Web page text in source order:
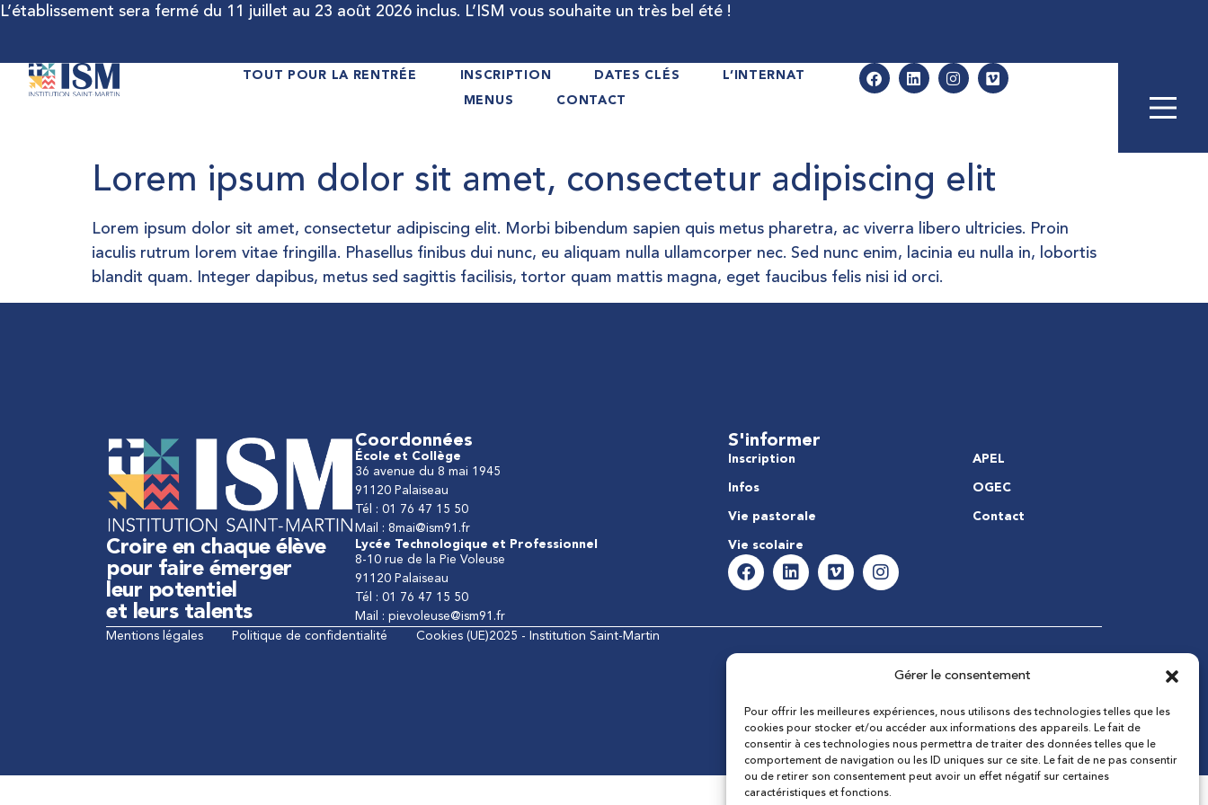
Gérer le consentement
Pour offrir les meilleures expériences, nous utilisons des technologies telles que les
cookies pour stocker et/ou accéder aux informations des appareils. Le fait de
consentir à ces technologies nous permettra de traiter des données telles que le
comportement de navigation ou les ID uniques sur ce site. Le fait de ne pas consentir
ou de retirer son consentement peut avoir un effet négatif sur certaines
caractéristiques et fonctions.
L’établissement sera fermé du 11 juillet au 23 août 2026 inclus. L’ISM vous souhaite un très bel été !
TOUT POUR LA RENTRÉE INSCRIPTION DATES CLÉS
L’INTERNAT
MENUS
CONTACT
Lorem ipsum dolor sit amet, consectetur adipiscing elit
Lorem ipsum dolor sit amet, consectetur adipiscing elit. Morbi bibendum sapien quis metus pharetra, ac viverra libero ultricies. Proin
iaculis rutrum lorem vitae fringilla. Phasellus finibus dui nunc, eu aliquam nulla ullamcorper nec. Sed nunc enim, lacinia eu nulla in, lobortis
blandit quam. Integer dapibus, metus sed sagittis facilisis, tortor quam mattis magna, eget faucibus felis nisi id orci.
Croire en chaque élève
pour faire émerger
leur potentiel
et leurs talents
Coordonnées
École et Collège
36 avenue du 8 mai 1945
91120 Palaiseau
Tél : 01 76 47 15 50
Mail : 8mai@ism91.fr
Lycée Technologique et Professionnel
8-10 rue de la Pie Voleuse
91120 Palaiseau
Tél : 01 76 47 15 50
Mail : pievoleuse@ism91.fr
S'informer
Inscription
Infos
Vie pastorale
Vie scolaire
APEL
OGEC
Contact
Mentions légales Politique de confidentialité Cookies (UE)2025 - Institution Saint-Martin